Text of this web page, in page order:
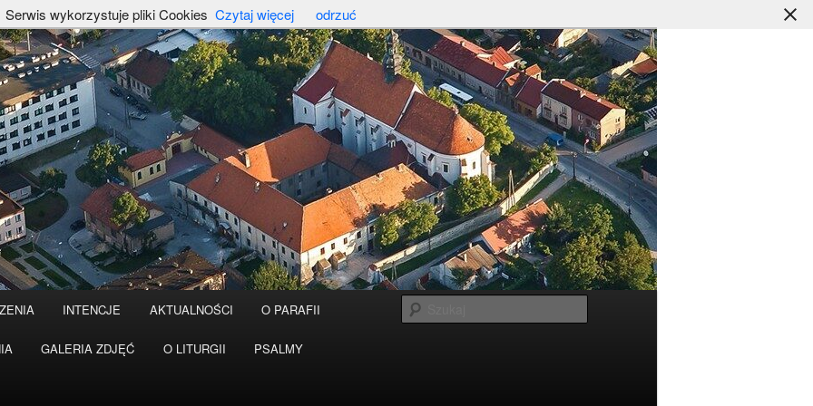
INTENCJE AKTUALNOŚCI O PARAFII
GALERIA ZDJĘĆ O LITURGII PSALMY
Serwis wykorzystuje pliki Cookies Czytaj więcej odrzuć